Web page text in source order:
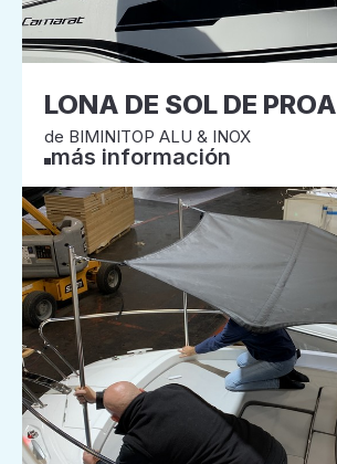
LONA DE SOL DE PROA
de BIMINITOP ALU & INOX
más información